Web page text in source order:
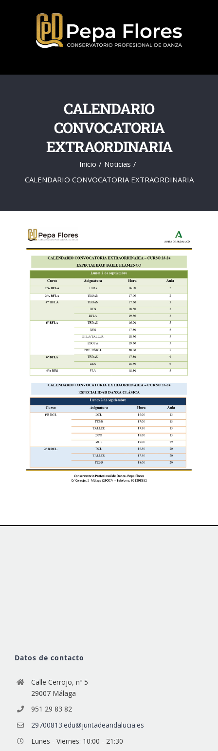
CALENDARIO
CONVOCATORIA
EXTRAORDINARIA
Inicio
Noticias
CALENDARIO CONVOCATORIA EXTRAORDINARIA
Datos de contacto
Calle Cerrojo, nº 5
29007 Málaga
951 29 83 82
29700813.edu@juntadeandalucia.es
Lunes - Viernes: 10:00 - 21:30